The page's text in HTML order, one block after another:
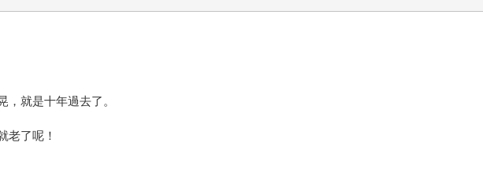
就是十年過去了。
老了呢！